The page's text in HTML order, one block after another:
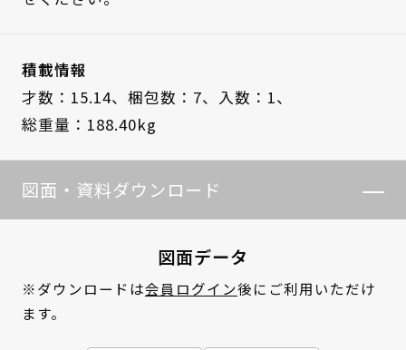
積載情報
才数：15.14、 梱包数：7、
入数：1、
総重量：188.40kg
図面・資料ダウンロード
図面データ
※ダウンロードは会員ログイン後にご利用いただけ
ます。